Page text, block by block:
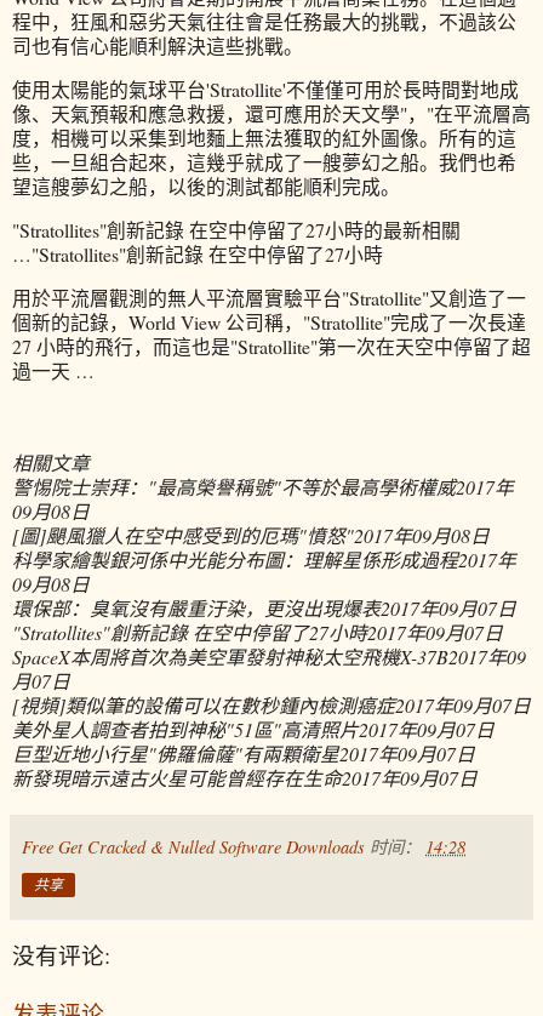
程中，狂風和惡劣天氣往往會是任務最大的挑戰，不過該公
司也有信心能順利解決這些挑戰。
使用太陽能的氣球平台'Stratollite'不僅僅可用於長時間對地成
像、天氣預報和應急救援，還可應用於天文學"，"在平流層高
度，相機可以采集到地麵上無法獲取的紅外圖像。所有的這
些，一旦組合起來，這幾乎就成了一艘夢幻之船。我們也希
望這艘夢幻之船，以後的測試都能順利完成。
"Stratollites"創新記錄 在空中停留了27小時的最新相關
…"Stratollites"創新記錄 在空中停留了27小時
用於平流層觀測的無人平流層實驗平台"Stratollite"又創造了一
個新的記錄，World View 公司稱，"Stratollite"完成了一次長達
27 小時的飛行，而這也是"Stratollite"第一次在天空中停留了超
過一天 …
相關文章
警惕院士崇拜："最高榮譽稱號"不等於最高學術權威2017年
09月08日
[圖]颶風獵人在空中感受到的厄瑪"憤怒"2017年09月08日
科學家繪製銀河係中光能分布圖：理解星係形成過程2017年
09月08日
環保部：臭氧沒有嚴重汙染，更沒出現爆表2017年09月07日
"Stratollites"創新記錄 在空中停留了27小時2017年09月07日
SpaceX本周將首次為美空軍發射神秘太空飛機X-37B2017年09
月07日
[視頻]類似筆的設備可以在數秒鍾內檢測癌症2017年09月07日
美外星人調查者拍到神秘"51區"高清照片2017年09月07日
巨型近地小行星"佛羅倫薩"有兩顆衛星2017年09月07日
新發現暗示遠古火星可能曾經存在生命2017年09月07日
Free Get Cracked & Nulled Software Downloads 时间： 14:28
共享
没有评论: